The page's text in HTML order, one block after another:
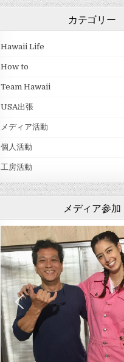
カテゴリー
Hawaii Life
How to
Team Hawaii
USA出張
メディア活動
個人活動
工房活動
メディア参加